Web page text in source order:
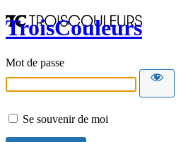
TroisCouleurs
Mot de passe
Se souvenir de moi